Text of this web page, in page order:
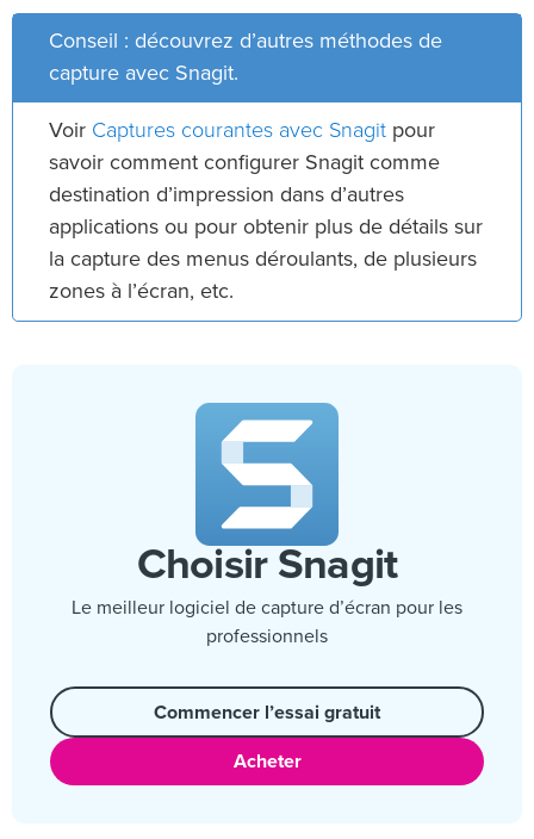
Conseil : découvrez d’autres méthodes de
capture avec Snagit.
Voir Captures courantes avec Snagit pour
savoir comment configurer Snagit comme
destination d’impression dans d’autres
applications ou pour obtenir plus de détails sur
la capture des menus déroulants, de plusieurs
zones à l’écran, etc.
Choisir Snagit
Le meilleur logiciel de capture d’écran pour les
professionnels
Commencer l’essai gratuit
Acheter